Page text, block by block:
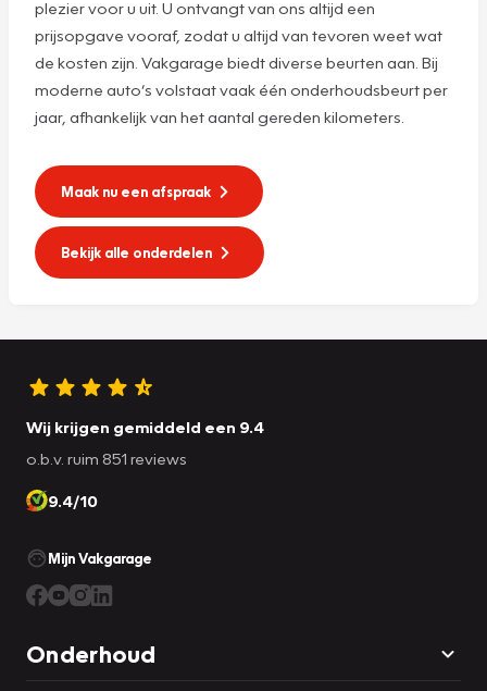
plezier voor u uit. U ontvangt van ons altijd een
prijsopgave vooraf, zodat u altijd van tevoren weet wat
de kosten zijn. Vakgarage biedt diverse beurten aan. Bij
moderne auto’s volstaat vaak één onderhoudsbeurt per
jaar, afhankelijk van het aantal gereden kilometers.
Maak nu een afspraak
Bekijk alle onderdelen
Wij krijgen gemiddeld een 9.4
o.b.v. ruim 851 reviews
9.4/10
Mijn Vakgarage
Onderhoud